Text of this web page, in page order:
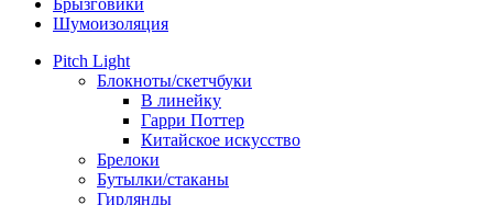
Брызговики
Шумоизоляция
Pitch Light
Блокноты/скетчбуки
В линейку
Гарри Поттер
Китайское искусство
Брелоки
Бутылки/стаканы
Гирлянды